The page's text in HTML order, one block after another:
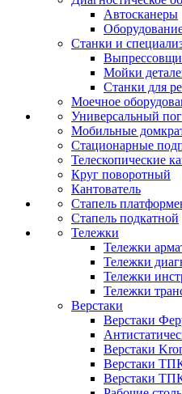
Автосканеры
Станки и
Мойки
Станки для
Моечное
Универсальный
Мобильные
Стационарные
Телескопические
Круг поворотный
Кантователь
Стапель
Стапель подкатной
Тележки
Тележки
Тележки
Тележки
Тележки
Верстаки
Верстаки
Верстаки
Верстаки
Верстаки